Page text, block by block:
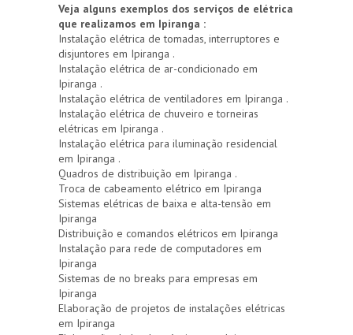
Veja alguns exemplos dos serviços de elétrica
que realizamos em Ipiranga :
Instalação elétrica de tomadas, interruptores e
disjuntores em Ipiranga .
Instalação elétrica de ar-condicionado em
Ipiranga .
Instalação elétrica de ventiladores em Ipiranga .
Instalação elétrica de chuveiro e torneiras
elétricas em Ipiranga .
Instalação elétrica para iluminação residencial
em Ipiranga .
Quadros de distribuição em Ipiranga .
Troca de cabeamento elétrico em Ipiranga
Sistemas elétricas de baixa e alta-tensão em
Ipiranga
Distribuição e comandos elétricos em Ipiranga
Instalação para rede de computadores em
Ipiranga
Sistemas de no breaks para empresas em
Ipiranga
Elaboração de projetos de instalações elétricas
em Ipiranga